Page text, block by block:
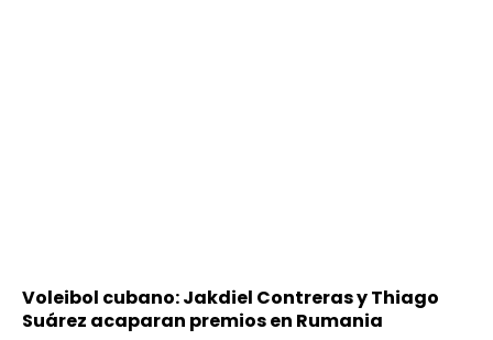
Voleibol cubano: Jakdiel Contreras y Thiago
Suárez acaparan premios en Rumania